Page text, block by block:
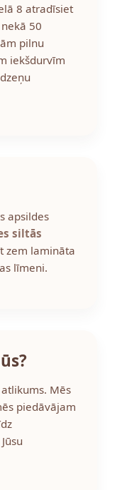
8 atradīsiet
50
pilnu
iekšdurvīm
apsildes
siltās
zem lamināta
līmeni.
Mēs
piedāvājam